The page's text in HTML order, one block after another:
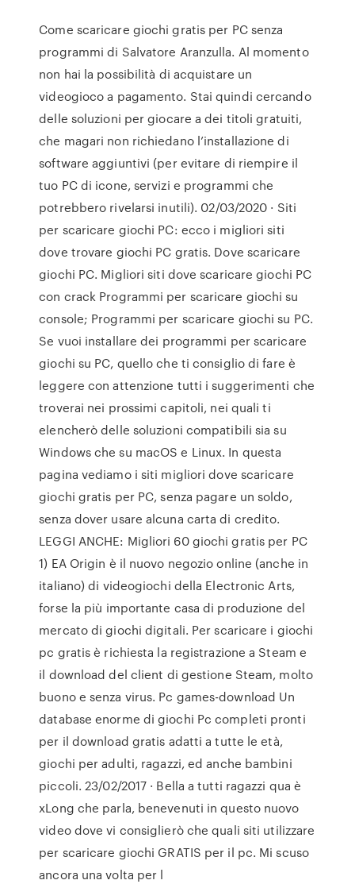
Come scaricare giochi gratis per PC senza
programmi di Salvatore Aranzulla. Al momento
non hai la possibilità di acquistare un
videogioco a pagamento. Stai quindi cercando
delle soluzioni per giocare a dei titoli gratuiti,
che magari non richiedano l’installazione di
software aggiuntivi (per evitare di riempire il
tuo PC di icone, servizi e programmi che
potrebbero rivelarsi inutili). 02/03/2020 · Siti
per scaricare giochi PC: ecco i migliori siti
dove trovare giochi PC gratis. Dove scaricare
giochi PC. Migliori siti dove scaricare giochi PC
con crack Programmi per scaricare giochi su
console; Programmi per scaricare giochi su PC.
Se vuoi installare dei programmi per scaricare
giochi su PC, quello che ti consiglio di fare è
leggere con attenzione tutti i suggerimenti che
troverai nei prossimi capitoli, nei quali ti
elencherò delle soluzioni compatibili sia su
Windows che su macOS e Linux. In questa
pagina vediamo i siti migliori dove scaricare
giochi gratis per PC, senza pagare un soldo,
senza dover usare alcuna carta di credito.
LEGGI ANCHE: Migliori 60 giochi gratis per PC
1) EA Origin è il nuovo negozio online (anche in
italiano) di videogiochi della Electronic Arts,
forse la più importante casa di produzione del
mercato di giochi digitali. Per scaricare i giochi
pc gratis è richiesta la registrazione a Steam e
il download del client di gestione Steam, molto
buono e senza virus. Pc games-download Un
database enorme di giochi Pc completi pronti
per il download gratis adatti a tutte le età,
giochi per adulti, ragazzi, ed anche bambini
piccoli. 23/02/2017 · Bella a tutti ragazzi qua è
xLong che parla, benevenuti in questo nuovo
video dove vi consiglierò che quali siti utilizzare
per scaricare giochi GRATIS per il pc. Mi scuso
ancora una volta per l